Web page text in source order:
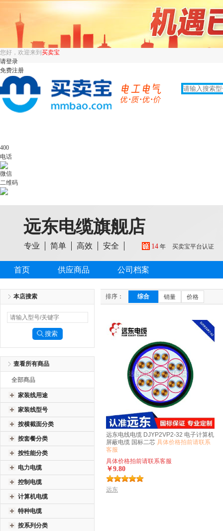
您好，欢迎来到 买卖宝
请登录
免费注册
400
电话
微信
二维码
远东电缆旗舰店
专业 简单 高效 安全 14 年 买卖宝平台认证
首页 供应商品 公司档案
排序： 综合 销量 价格
远东电线电缆 DJYP2VP2-32 电子计算机
屏蔽电缆 国标二芯 具体价格拍前请联系
客服
具体价格拍前请联系客服
￥9.80
远东
本店搜索
查看所有商品
全部商品
家装线用途
家装线型号
按横截面分类
按套餐分类
按性能分类
电力电缆
控制电缆
计算机电缆
特种电缆
按系列分类